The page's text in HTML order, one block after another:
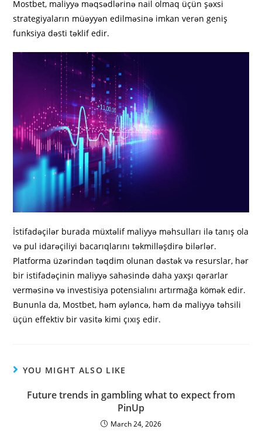
Mostbet, maliyyə məqsədlərinə nail olmaq üçün şəxsi
strategiyaların müəyyən edilməsinə imkan verən geniş
funksiya dəsti təklif edir.
İstifadəçilər burada müxtəlif maliyyə məhsulları ilə tanış ola
və pul idarəçiliyi bacarıqlarını təkmilləşdirə bilərlər.
Platforma üzərindən təqdim olunan dəstək və resurslar, hər
bir istifadəçinin maliyyə sahəsində daha yaxşı qərarlar
verməsinə və investisiya potensialını artırmağa kömək edir.
Bununla da, Mostbet, həm əyləncə, həm də maliyyə təhsili
üçün effektiv bir vasitə kimi çıxış edir.
YOU MIGHT ALSO LIKE
Future trends in gambling what to expect from
PinUp
March 24, 2026